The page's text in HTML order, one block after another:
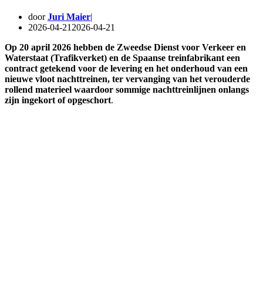
doorJuri Maier
2026-04-21 2026-04-21
Op 20 april 2026 hebben de Zweedse Dienst voor Verkeer en
Waterstaat (Trafikverket) en de Spaanse treinfabrikant een
contract getekend voor de levering en het onderhoud van een
nieuwe vloot nachttreinen, ter vervanging van het verouderde
rollend materieel waardoor sommige nachttreinlijnen onlangs
zijn ingekort of opgeschort.